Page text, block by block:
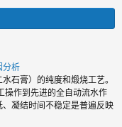
分析
石膏）的纯度和煅烧工艺。
操作到先进的全自动流水作
凝结时间不稳定是普遍反映